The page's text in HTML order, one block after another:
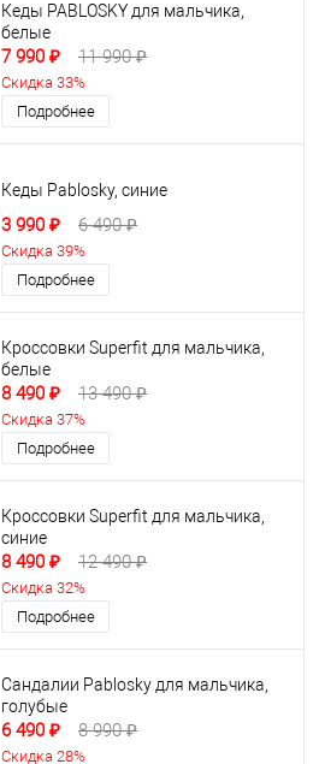
Кеды PABLOSKY для мальчика,
белые
7 990 ₽ 11 990 ₽
Скидка 33%
Подробнее
Кеды Pablosky, синие
3 990 ₽ 6 490 ₽
Скидка 39%
Подробнее
Кроссовки Superfit для мальчика,
белые
8 490 ₽ 13 490 ₽
Скидка 37%
Подробнее
Кроссовки Superfit для мальчика,
синие
8 490 ₽ 12 490 ₽
Скидка 32%
Подробнее
Сандалии Pablosky для мальчика,
голубые
6 490 ₽ 8 990 ₽
Скидка 28%